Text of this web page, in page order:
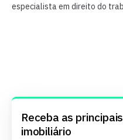
especialista em direito do
Receba as
imobiliário